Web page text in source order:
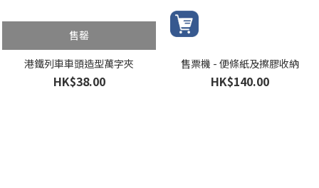
售罄
港鐵列車車頭造型萬字夾
HK$38.00
售票機 - 便條紙及擦膠收納
HK$140.00